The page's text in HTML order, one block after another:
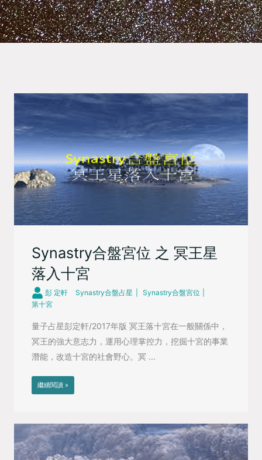
Synastry合盤宮位 之 冥王星
落入十宮
彭 定軒 Synastry合盤占星
Synastry合盤宮位
第十宮
量子占星彭定軒/2017年版 冥王落十宮在一般關係中，
冥王的強大意志力，運用心理掌控力，挖掘十宮的事業
潛能，改造十宮的社會野心。冥 ...
繼續閱讀 »